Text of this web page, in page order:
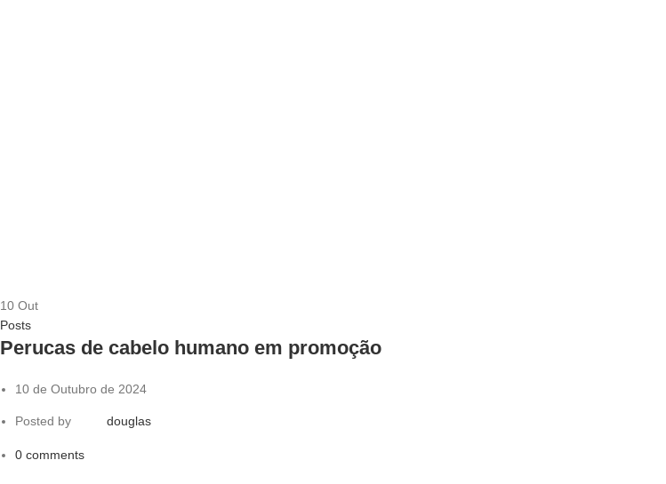
10 Out
Posts
Perucas de cabelo humano em promoção
10 de Outubro de 2024
Posted by douglas
0 comments